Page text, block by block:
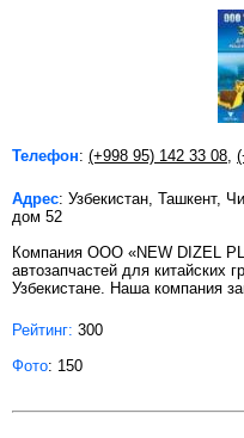
Телефон: (+998 95) 142 33 08,
Адрес: Узбекистан, Ташкент,
дом 52
Компания ООО «NEW DIZEL
автозапчастей для китайских
Узбекистане. Наша компания
Рейтинг: 300
Фото: 150